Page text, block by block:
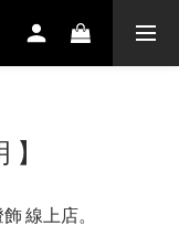
線上店。